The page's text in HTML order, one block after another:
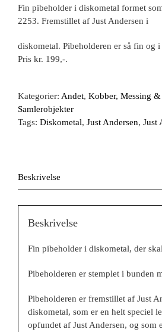
Fin pibeholder i diskometal formet
2253. Fremstillet af Just Andersen i
diskometal. Pibeholderen er så fin og
Pris kr. 199,-.
Kategorier: Andet, Kobber, Messing
Samlerobjekter
Tags: Diskometal, Just Andersen, Just
Beskrivelse
Beskrivelse
Fin pibeholder i diskometal, der
Pibeholderen er stemplet i bunden
Pibeholderen er fremstillet af Just
diskometal, som er en helt speciel
opfundet af Just Andersen, og som